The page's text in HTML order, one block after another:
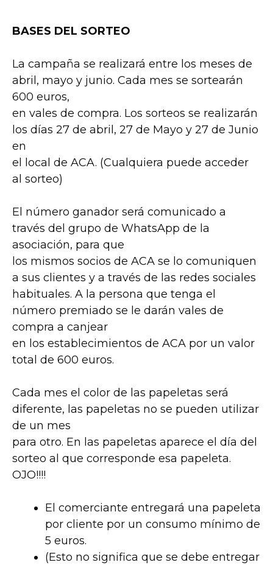
BASES DEL SORTEO
La campaña se realizará entre los meses de
abril, mayo y junio. Cada mes se sortearán
600 euros,
en vales de compra. Los sorteos se realizarán
los días 27 de abril, 27 de Mayo y 27 de Junio
en
el local de ACA. (Cualquiera puede acceder
al sorteo)
El número ganador será comunicado a
través del grupo de WhatsApp de la
asociación, para que
los mismos socios de ACA se lo comuniquen
a sus clientes y a través de las redes sociales
habituales. A la persona que tenga el
número premiado se le darán vales de
compra a canjear
en los establecimientos de ACA por un valor
total de 600 euros.
Cada mes el color de las papeletas será
diferente, las papeletas no se pueden utilizar
de un mes
para otro. En las papeletas aparece el día del
sorteo al que corresponde esa papeleta.
OJO!!!!
El comerciante entregará una papeleta
por cliente por un consumo mínimo de
5 euros.
(Esto no significa que se debe entregar